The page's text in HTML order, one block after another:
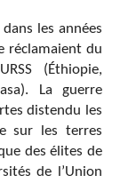
les années
réclamaient du
(Éthiopie,
La guerre
distendu les
sur les terres
des élites de
de l’Union